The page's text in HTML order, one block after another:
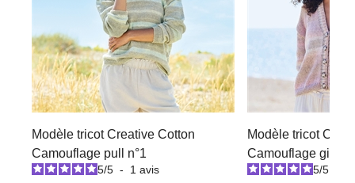
Modèle tricot Creative Cotton
Camouflage pull n°1
5/5 - 1 avis
Modèle tricot
Camouflage gilet
5/5